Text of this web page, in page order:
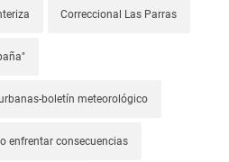
Correccional Las Parras
boletín meteorológico
enfrentar consecuencias